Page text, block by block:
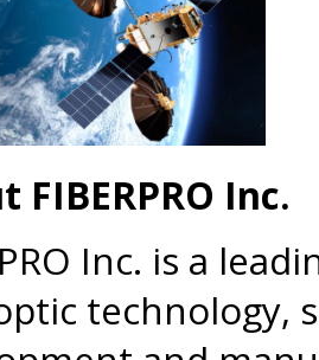
FIBERPRO Inc.
Inc. is a
technology,